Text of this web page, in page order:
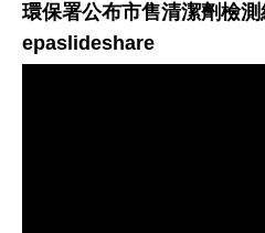
環保署公布市售清潔劑檢
epaslideshare